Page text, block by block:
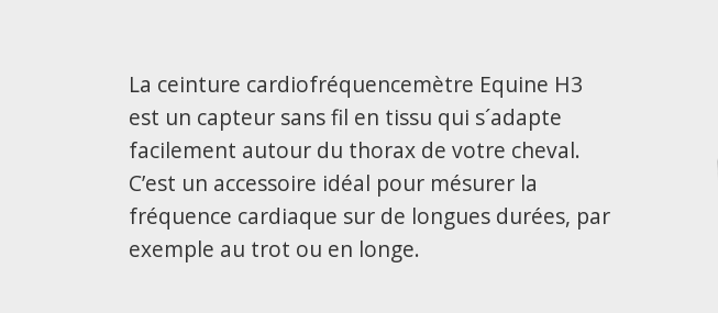
La ceinture cardiofréquencemètre Equine H3
est un capteur sans fil en tissu qui s´adapte
facilement autour du thorax de votre cheval.
C’est un accessoire idéal pour mésurer la
fréquence cardiaque sur de longues durées, par
exemple au trot ou en longe.